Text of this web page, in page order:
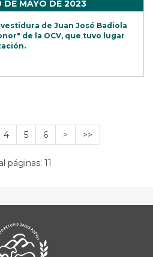
DE MAYO DE 2023
de Juan José Badiola
de la OCV, que tuvo lugar
4 5 6 > >>
páginas: 11